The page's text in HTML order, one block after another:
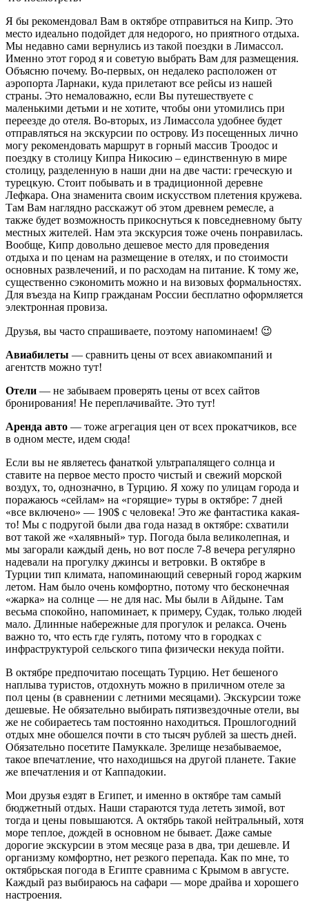
Я бы рекомендовал Вам в октябре отправиться на Кипр. Это
место идеально подойдет для недорого, но приятного отдыха.
Мы недавно сами вернулись из такой поездки в Лимассол.
Именно этот город я и советую выбрать Вам для размещения.
Объясню почему. Во-первых, он недалеко расположен от
аэропорта Ларнаки, куда прилетают все рейсы из нашей
страны. Это немаловажно, если Вы путешествуете с
маленькими детьми и не хотите, чтобы они утомились при
переезде до отеля. Во-вторых, из Лимассола удобнее будет
отправляться на экскурсии по острову. Из посещенных лично
могу рекомендовать маршрут в горный массив Троодос и
поездку в столицу Кипра Никосию – единственную в мире
столицу, разделенную в наши дни на две части: греческую и
турецкую. Стоит побывать и в традиционной деревне
Лефкара. Она знаменита своим искусством плетения кружева.
Там Вам наглядно расскажут об этом древнем ремесле, а
также будет возможность прикоснуться к повседневному быту
местных жителей. Нам эта экскурсия тоже очень понравилась.
Вообще, Кипр довольно дешевое место для проведения
отдыха и по ценам на размещение в отелях, и по стоимости
основных развлечений, и по расходам на питание. К тому же,
существенно сэкономить можно и на визовых формальностях.
Для въезда на Кипр гражданам России бесплатно оформляется
электронная провиза.
Друзья, вы часто спрашиваете, поэтому напоминаем! 😉
Авиабилеты — сравнить цены от всех авиакомпаний и
агентств можно тут!
Отели — не забываем проверять цены от всех сайтов
бронирования! Не переплачивайте. Это тут!
Аренда авто — тоже агрегация цен от всех прокатчиков, все
в одном месте, идем сюда!
Если вы не являетесь фанаткой ультрапалящего солнца и
ставите на первое место просто чистый и свежий морской
воздух, то, однозначно, в Турцию. Я хожу по улицам города и
поражаюсь «сейлам» на «горящие» туры в октябре: 7 дней
«все включено» — 190$ с человека! Это же фантастика какая-
то! Мы с подругой были два года назад в октябре: схватили
вот такой же «халявный» тур. Погода была великолепная, и
мы загорали каждый день, но вот после 7-8 вечера регулярно
надевали на прогулку джинсы и ветровки. В октябре в
Турции тип климата, напоминающий северный город жарким
летом. Нам было очень комфортно, потому что бесконечная
«жарка» на солнце — не для нас. Мы были в Айдыне. Там
весьма спокойно, напоминает, к примеру, Судак, только людей
мало. Длинные набережные для прогулок и релакса. Очень
важно то, что есть где гулять, потому что в городках с
инфраструктурой сельского типа физически некуда пойти.
В октябре предпочитаю посещать Турцию. Нет бешеного
наплыва туристов, отдохнуть можно в приличном отеле за
пол цены (в сравнении с летними месяцами). Экскурсии тоже
дешевые. Не обязательно выбирать пятизвездочные отели, вы
же не собираетесь там постоянно находиться. Прошлогодний
отдых мне обошелся почти в сто тысяч рублей за шесть дней.
Обязательно посетите Памуккале. Зрелище незабываемое,
такое впечатление, что находишься на другой планете. Такие
же впечатления и от Каппадокии.
Мои друзья ездят в Египет, и именно в октябре там самый
бюджетный отдых. Наши стараются туда лететь зимой, вот
тогда и цены повышаются. А октябрь такой нейтральный, хотя
море теплое, дождей в основном не бывает. Даже самые
дорогие экскурсии в этом месяце раза в два, три дешевле. И
организму комфортно, нет резкого перепада. Как по мне, то
октябрьская погода в Египте сравнима с Крымом в августе.
Каждый раз выбираюсь на сафари — море драйва и хорошего
настроения.